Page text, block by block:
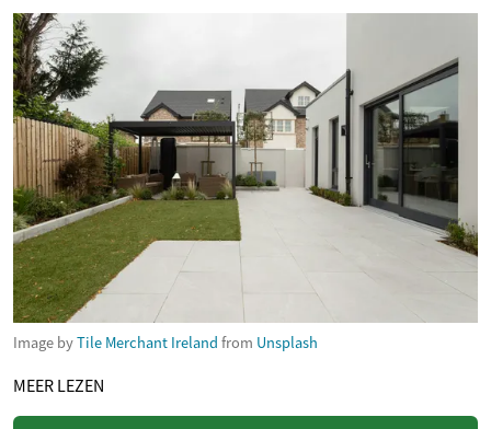
Image byTile Merchant Ireland from Unsplash
MEER LEZEN